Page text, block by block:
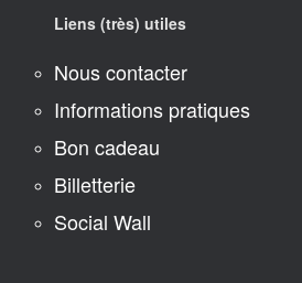
Liens (très) utiles
Nous contacter
Informations pratiques
Bon cadeau
Billetterie
Social Wall